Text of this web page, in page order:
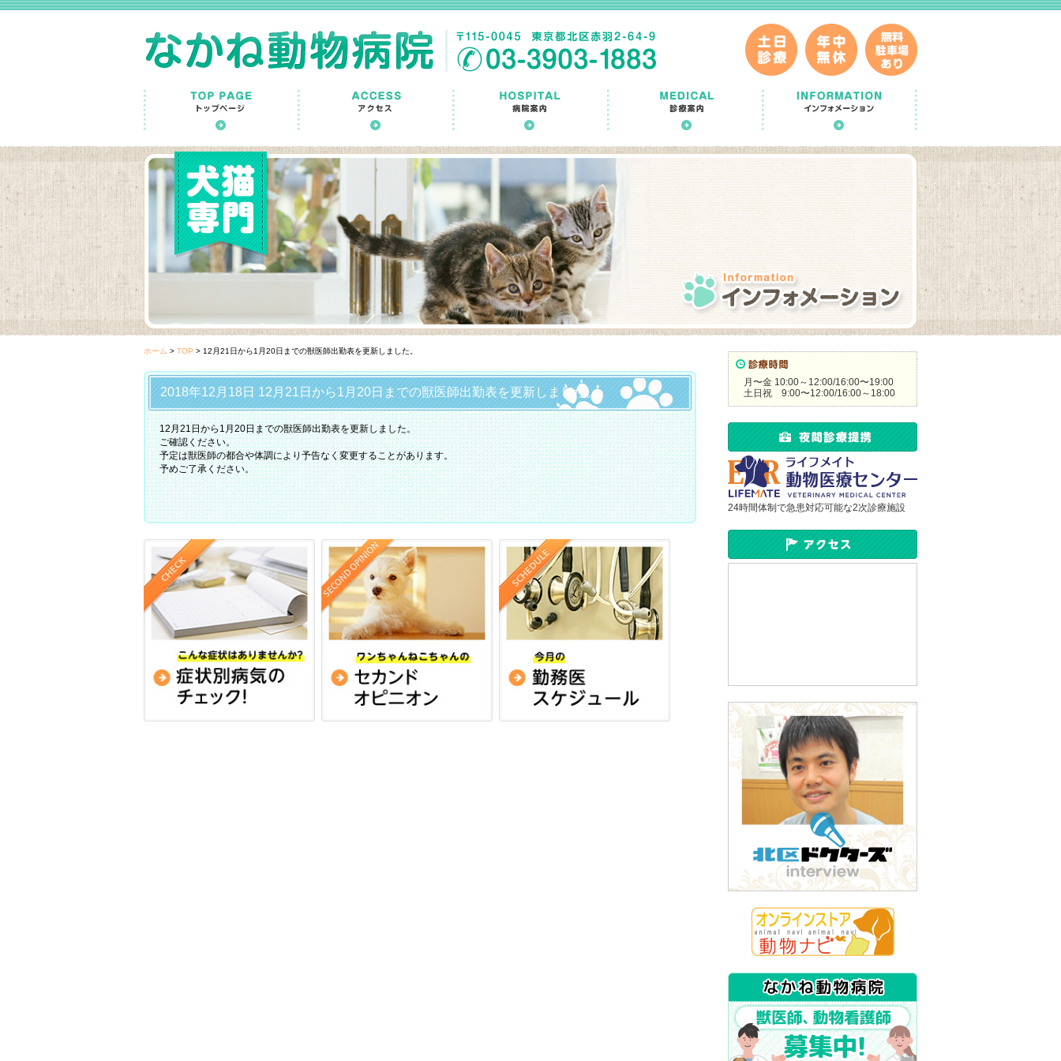
ホーム > TOP > 12月21日から1月20日までの獣医師出勤表を更新しました。
2018年12月18日 12月21日から1月20日までの獣医師出勤表を更新しました。
12月21日から1月20日までの獣医師出勤表を更新しました。
ご確認ください。
予定は獣医師の都合や体調により予告なく変更することがあります。
予めご了承ください。
月〜金 10:00～12:00/16:00〜19:00
土日祝 9:00〜12:00/16:00～18:00
24時間体制で急患対応可能な2次診療施設